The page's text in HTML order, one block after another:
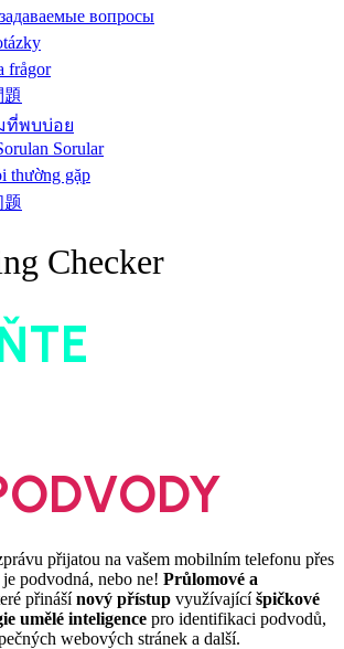
вопросы
frågor
ที่พบบ่อย
Sorular
thường gặp
题
Checker
přijatou na vašem mobilním telefonu přes
podvodná, nebo ne! Průlomové a
přinášínový přístup využívajícíšpičkové
umělé inteligence pro identifikaci podvodů,
webových stránek a další.